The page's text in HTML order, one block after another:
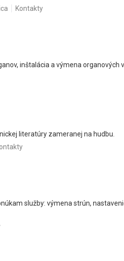
Kontakty
inštalácia a výmena organových
literatúry zameranej na hudbu.
služby: výmena strún,